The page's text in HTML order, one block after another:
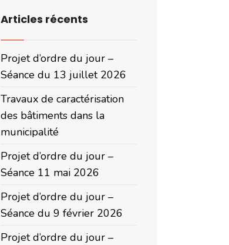
Articles récents
Projet d’ordre du jour –
Séance du 13 juillet 2026
Travaux de caractérisation
des bâtiments dans la
municipalité
Projet d’ordre du jour –
Séance 11 mai 2026
Projet d’ordre du jour –
Séance du 9 février 2026
Projet d’ordre du jour –